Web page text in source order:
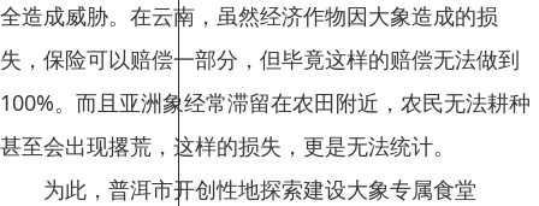
全造成威胁。在云南，虽然经济作物因大象造成的损
失，保险可以赔偿一部分，但毕竟这样的赔偿无法做到
100%。而且亚洲象经常滞留在农田附近，农民无法耕种
甚至会出现撂荒，这样的损失，更是无法统计。
为此，普洱市开创性地探索建设大象专属食堂